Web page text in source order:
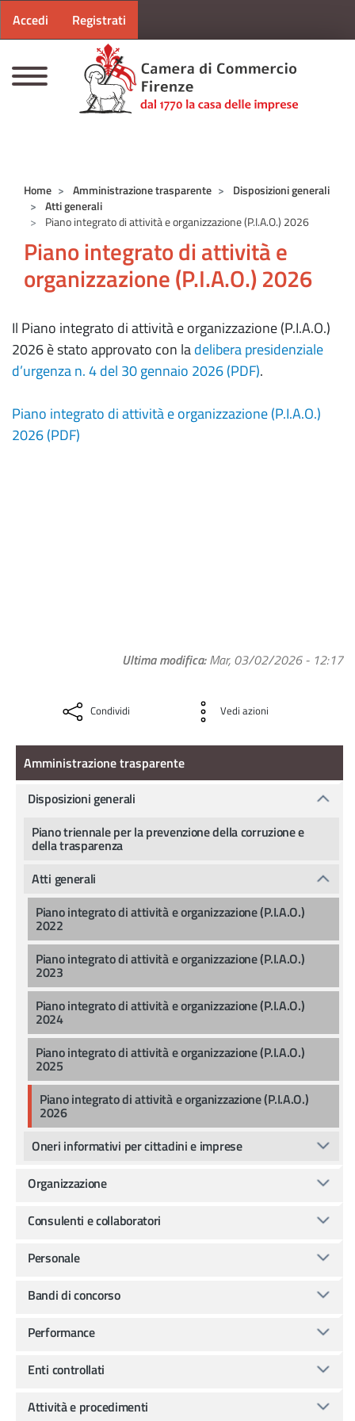
Menu profilo utente
Accedi Registrati
Home Amministrazione trasparente
Disposizioni generali
Atti generali
Piano integrato di attività e organizzazione (P.I.A.O.) 2026
Piano integrato di attività e
organizzazione (P.I.A.O.) 2026
Il Piano integrato di attività e organizzazione (P.I.A.O.)
2026 è stato approvato con ladelibera presidenziale
d’urgenza n. 4 del 30 gennaio 2026 (PDF).
Piano integrato di attività e organizzazione (P.I.A.O.)
2026 (PDF)
Ultima modifica Mar, 03/02/2026 - 12:17
Condividi Vedi azioni
Amministrazione Trasparente
Amministrazione trasparente
Disposizioni generali
Piano triennale per la prevenzione della corruzione e
della trasparenza
Atti generali
Piano integrato di attività e organizzazione (P.I.A.O.)
2022
Piano integrato di attività e organizzazione (P.I.A.O.)
2023
Piano integrato di attività e organizzazione (P.I.A.O.)
2024
Piano integrato di attività e organizzazione (P.I.A.O.)
2025
Piano integrato di attività e organizzazione (P.I.A.O.)
2026
Oneri informativi per cittadini e imprese
Organizzazione
Consulenti e collaboratori
Personale
Bandi di concorso
Performance
Enti controllati
Attività e procedimenti